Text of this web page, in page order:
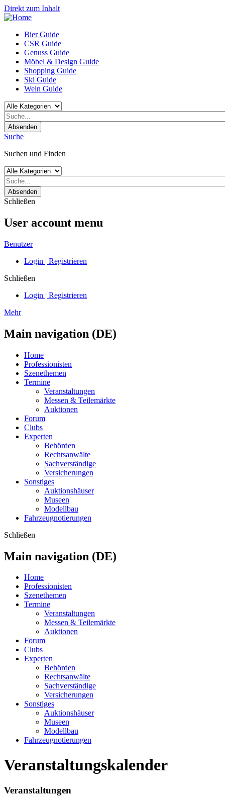
Direkt zum Inhalt
Bier Guide
CSR Guide
Genuss Guide
Möbel & Design Guide
Shopping Guide
Ski Guide
Wein Guide
Absenden
Suche
Suchen und Finden
Absenden
Schließen
User account menu
Benutzer
Login | Registrieren
Schließen
Login | Registrieren
Mehr
Main navigation (DE)
Home
Professionisten
Szenethemen
Termine
Veranstaltungen
Messen & Teilemärkte
Auktionen
Forum
Clubs
Experten
Behörden
Rechtsanwälte
Sachverständige
Versicherungen
Sonstiges
Auktionshäuser
Museen
Modellbau
Fahrzeugnotierungen
Schließen
Main navigation (DE)
Home
Professionisten
Szenethemen
Termine
Veranstaltungen
Messen & Teilemärkte
Auktionen
Forum
Clubs
Experten
Behörden
Rechtsanwälte
Sachverständige
Versicherungen
Sonstiges
Auktionshäuser
Museen
Modellbau
Fahrzeugnotierungen
Veranstaltungskalender
Veranstaltungen